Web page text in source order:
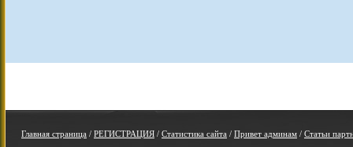
Главная страница / РЕГИСТРАЦИЯ / Статистика сайта / Привет админам / Статьи